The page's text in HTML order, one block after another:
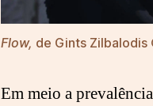
Flow, de Gints Zilbalodis
Em meio a